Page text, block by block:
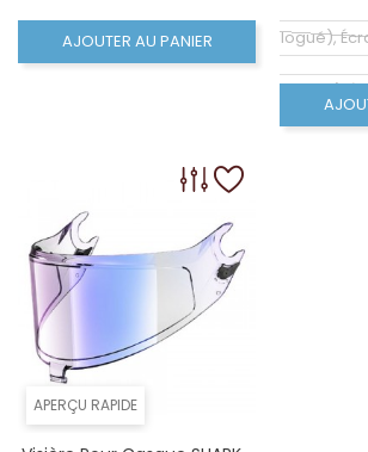
AJOUTER AU PANIERColoré (non homologué),
Coloré (non homologué),
APERÇU RAPIDE